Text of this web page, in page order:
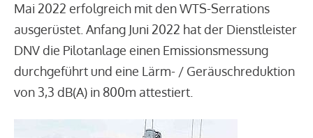
Mai 2022 erfolgreich mit den WTS-Serrations
ausgerüstet. Anfang Juni 2022 hat der Dienstleister
DNV die Pilotanlage einen Emissionsmessung
durchgeführt und eine Lärm- / Geräuschreduktion
von 3,3 dB(A) in 800m attestiert.